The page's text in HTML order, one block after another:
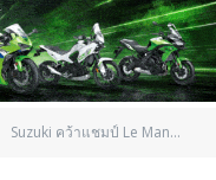
Suzuki คว้าแชมป์ Le Mans 24 ชม. 2024 EWC